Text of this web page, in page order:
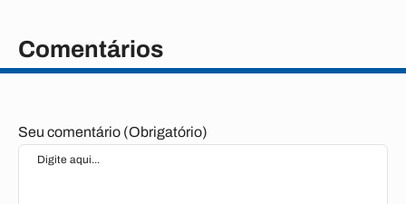
Comentários
Seu comentário (Obrigatório)